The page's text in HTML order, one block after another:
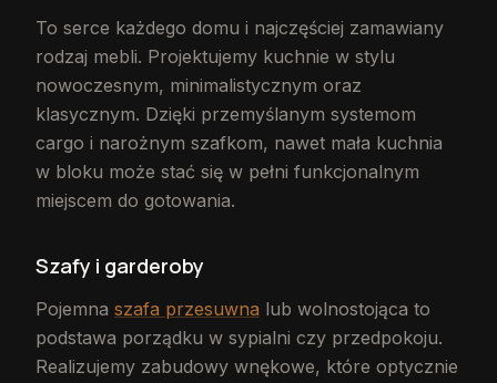
To serce każdego domu i najczęściej zamawiany
rodzaj mebli. Projektujemy kuchnie w stylu
nowoczesnym, minimalistycznym oraz
klasycznym. Dzięki przemyślanym systemom
cargo i narożnym szafkom, nawet mała kuchnia
w bloku może stać się w pełni funkcjonalnym
miejscem do gotowania.
Szafy i garderoby
Pojemna szafa przesuwna lub wolnostojąca to
podstawa porządku w sypialni czy przedpokoju.
Realizujemy zabudowy wnękowe, które optycznie